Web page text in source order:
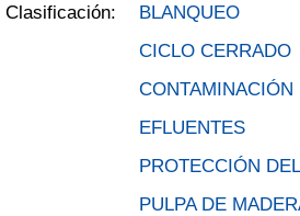
Clasificación:
BLANQUEO
CICLO CERRADO
CONTAMINACIÓN
EFLUENTES
PROTECCIÓN
PULPA DE